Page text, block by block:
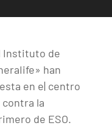
Instituto de
han
en e| centro
contra la
de ESO.